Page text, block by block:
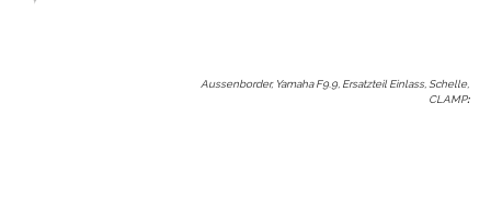
Aussenborder, Yamaha F9.9, Ersatzteil Einlass, Schelle,
CLAMP: